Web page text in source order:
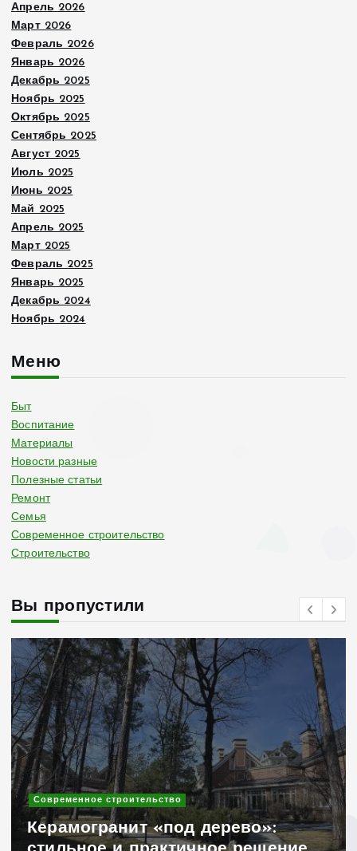
Апрель 2026
Март 2026
Февраль 2026
Январь 2026
Декабрь 2025
Ноябрь 2025
Октябрь 2025
Сентябрь 2025
Август 2025
Июль 2025
Июнь 2025
Май 2025
Апрель 2025
Март 2025
Февраль 2025
Январь 2025
Декабрь 2024
Ноябрь 2024
Меню
Быт
Воспитание
Материалы
Новости разные
Полезные статьи
Ремонт
Семья
Современное строительство
Строительство
Вы пропустили
Современное строительство
Керамогранит «под дерево»: